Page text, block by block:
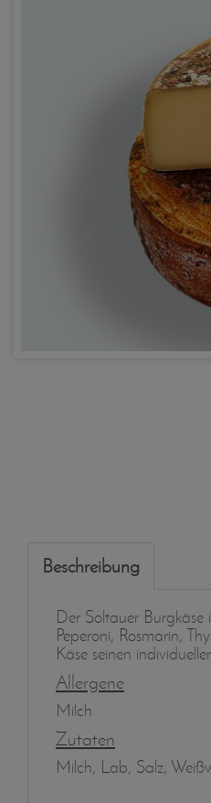
Beschreibung
Der Soltauer
Peperoni, Rosmarin,
Käse seinen
Allergene
Milch
Zutaten
Milch, Lab, Salz,